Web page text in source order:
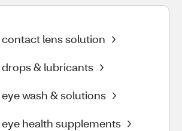
contact lens solution
drops & lubricants
wash & solutions
health supplements